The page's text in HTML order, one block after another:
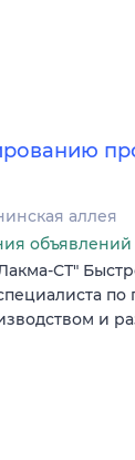
аллея
объявлений
СТ"
по
и